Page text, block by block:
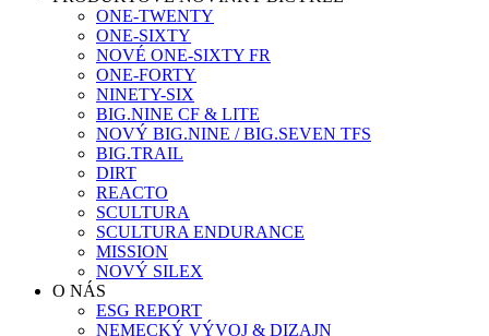
ONE-TWENTY
ONE-SIXTY
NOVÉ ONE-SIXTY FR
ONE-FORTY
NINETY-SIX
BIG.NINE CF & LITE
NOVÝ BIG.NINE / BIG.SEVEN TFS
BIG.TRAIL
DIRT
REACTO
SCULTURA
SCULTURA ENDURANCE
MISSION
NOVÝ SILEX
O NÁS
ESG REPORT
NEMECKÝ VÝVOJ & DIZAJN